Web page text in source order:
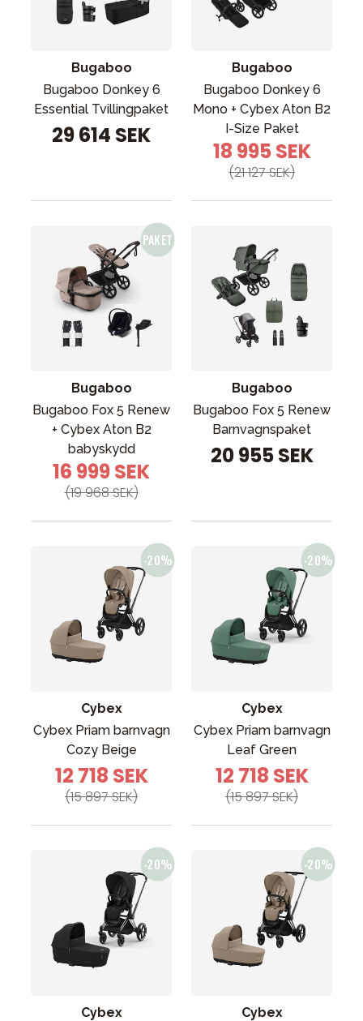
Bugaboo
Bugaboo Donkey 6
Essential Tvillingpaket
29 614 SEK
Bugaboo
Bugaboo Donkey 6
Mono + Cybex Aton B2
I-Size Paket
18 995 SEK
(21 127 SEK)
Bugaboo
Bugaboo Fox 5 Renew
+ Cybex Aton B2
babyskydd
16 999 SEK
(19 968 SEK)
Bugaboo
Bugaboo Fox 5 Renew
Barnvagnspaket
20 955 SEK
Cybex
Cybex Priam barnvagn
Cozy Beige
12 718 SEK
(15 897 SEK)
Cybex
Cybex Priam barnvagn
Leaf Green
12 718 SEK
(15 897 SEK)
Cybex
Cybex
Tillbehör
Presenttips
Våra favoriter
Varumärken
Sol och bad
Guider
Kontakta oss
Uthyrning Vår butik